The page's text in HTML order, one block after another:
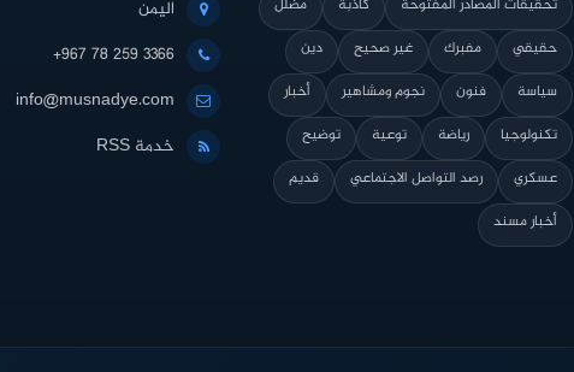
تحقيقات المصادر المفتوحة كاذبة
مضلل
حقيقي
مفبرك غير صحيح
دين
سياسة
فنون نجوم ومشاهير
أخبار
تكنولوجيا
رياضة توعية
توضيح
عسكري
رصد التواصل الاجتماعي
قديم
أخبار مسند
اليمن
+967 78 259 3366
info@musnadye.com
خدمة RSS